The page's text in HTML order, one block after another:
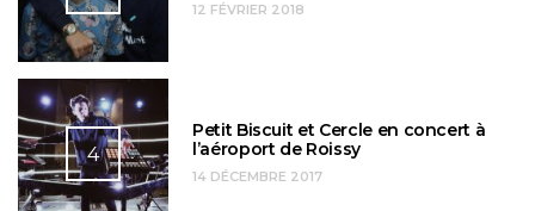
12 FÉVRIER 2018
4
Petit Biscuit et Cercle en concert à
l’aéroport de Roissy
14 DÉCEMBRE 2017